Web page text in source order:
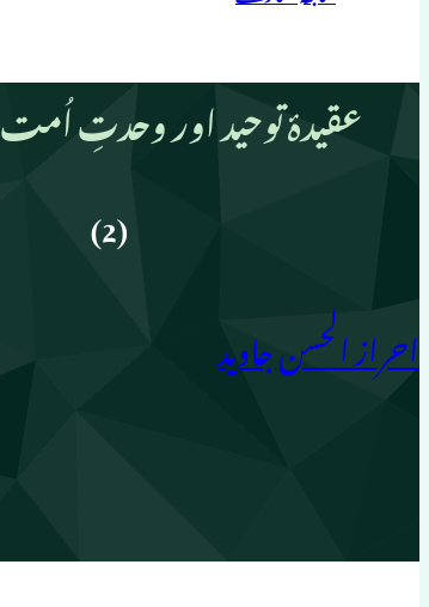
عقیدۂ توحید اور وحدتِ اُمت
(2)
احراز الحسن جاوید